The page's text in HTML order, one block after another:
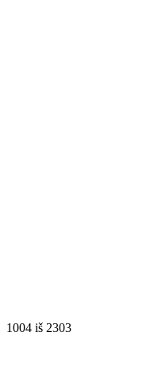
1004 iš 2303